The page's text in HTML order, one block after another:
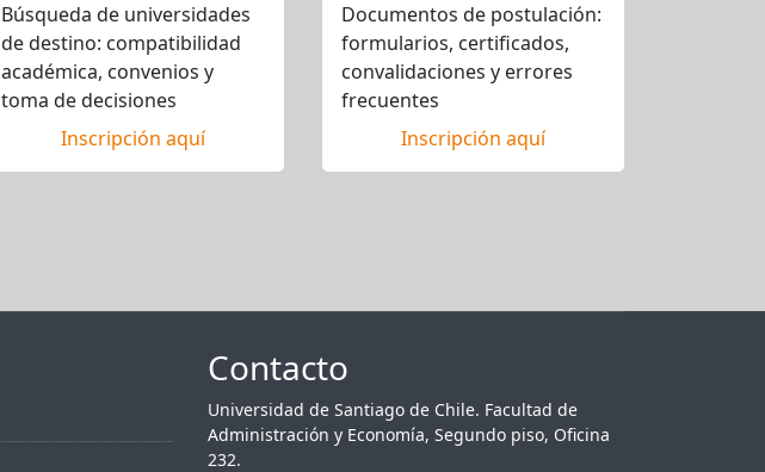
Búsqueda de universidades
de destino: compatibilidad
académica, convenios y
toma de decisiones
Inscripción aquí
Documentos de postulación:
formularios, certificados,
convalidaciones y errores
frecuentes
Inscripción aquí
Contacto
Universidad de Santiago de Chile. Facultad de
Administración y Economía, Segundo piso, Oficina
232.